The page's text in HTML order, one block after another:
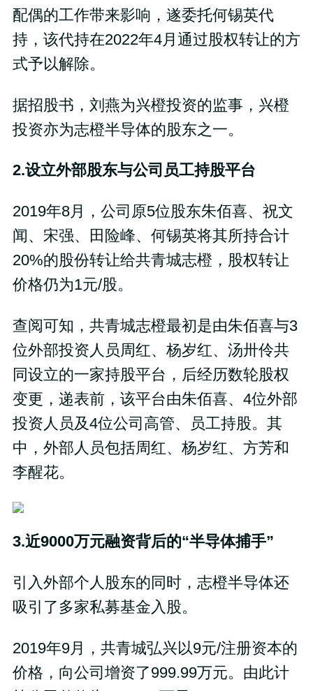
配偶的工作带来影响，遂委托何锡英代
持，该代持在2022年4月通过股权转让的方
式予以解除。
据招股书，刘燕为兴橙投资的监事，兴橙
投资亦为志橙半导体的股东之一。
2.设立外部股东与公司员工持股平台
2019年8月，公司原5位股东朱佰喜、祝文
闻、宋强、田险峰、何锡英将其所持合计
20%的股份转让给共青城志橙，股权转让
价格仍为1元/股。
查阅可知，共青城志橙最初是由朱佰喜与3
位外部投资人员周红、杨岁红、汤卅伶共
同设立的一家持股平台，后经历数轮股权
变更，递表前，该平台由朱佰喜、4位外部
投资人员及4位公司高管、员工持股。其
中，外部人员包括周红、杨岁红、方芳和
李醒花。
3.近9000万元融资背后的“半导体捕手”
引入外部个人股东的同时，志橙半导体还
吸引了多家私募基金入股。
2019年9月，共青城弘兴以9元/注册资本的
价格，向公司增资了999.99万元。由此计